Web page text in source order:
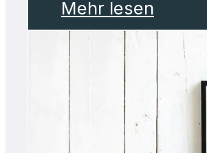
Mehr lesen